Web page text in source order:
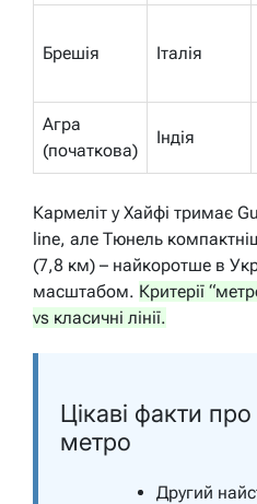
Брешія Італія
Агра
(початкова)
Індія
Кармеліт у Хайфі тримає
line, але Тюнель
(7,8 км) – найкоротше в
масштабом. Критерії
vs класичні лінії.
Цікаві факти
метро
Другий